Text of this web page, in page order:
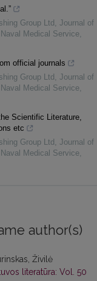
Group Ltd , Journal of
Medical Service,
official journals
Group Ltd , Journal of
Medical Service,
Scientific Literature,
etc
Group Ltd , Journal of
Medical Service,
author(s)
Živilė
literatūra: Vol. 50